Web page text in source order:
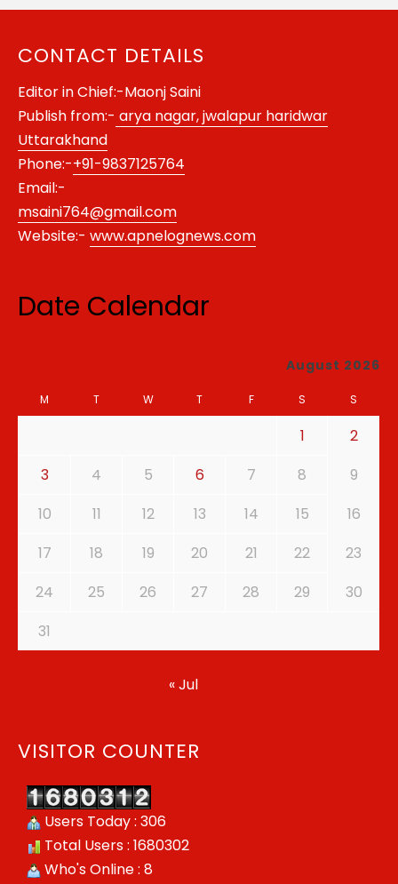
CONTACT DETAILS
Editor in Chief:-Maonj Saini
Publish from:- arya nagar, jwalapur haridwar
Uttarakhand
Phone:-+91-9837125764
Email:-
msaini764@gmail.com
Website:- www.apnelognews.com
Date Calendar
August 2026
M T W T F S S
1
2
3
4 5 6 7 8
9
10
11 12 13 14 15
16
17
18 19 20 21 22
23
24
25 26 27 28 29
30
31
« Jul
VISITOR COUNTER
Users Today : 306
Total Users : 1680302
Who's Online : 8